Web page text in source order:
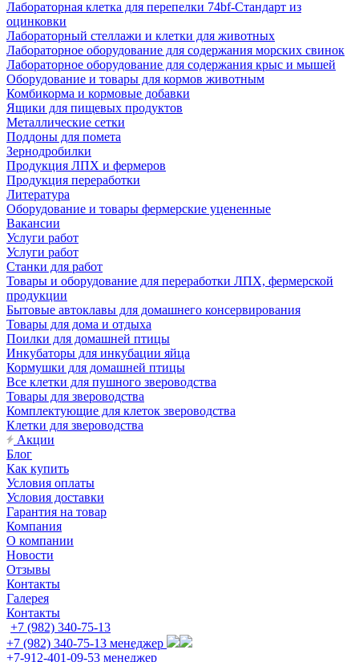
Лабораторная клетка для перепелки 74bf-Стандарт из
оцинковки
Лабораторный стеллажи и клетки для животных
Лабораторное оборудование для содержания морских свинок
Лабораторное оборудование для содержания крыс и мышей
Оборудование и товары для кормов животным
Комбикорма и кормовые добавки
Ящики для пищевых продуктов
Металлические сетки
Поддоны для помета
Зернодробилки
Продукция ЛПХ и фермеров
Продукция переработки
Литература
Оборудование и товары фермерские уцененные
Вакансии
Услуги работ
Услуги работ
Станки для работ
Товары и оборудование для переработки ЛПХ, фермерской
продукции
Бытовые автоклавы для домашнего консервирования
Товары для дома и отдыха
Поилки для домашней птицы
Инкубаторы для инкубации яйца
Кормушки для домашней птицы
Все клетки для пушного звероводства
Товары для звероводства
Комплектующие для клеток звероводства
Клетки для звероводства
Акции
Блог
Как купить
Условия оплаты
Условия доставки
Гарантия на товар
Компания
О компании
Новости
Отзывы
Контакты
Галерея
Контакты
+7 (982) 340-75-13
+7 (982) 340-75-13 менеджер
+7-912-401-09-53 менеджер